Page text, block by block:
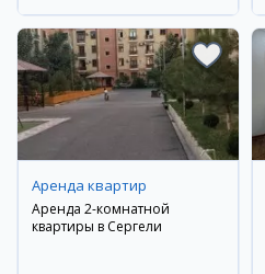
Аренда квартир
Аренда 2-комнатной
квартиры в Сергели